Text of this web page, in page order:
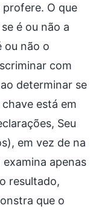
profere. O que
é ou não a
ou não o
com
determinar se
está em
Seu
em vez de na
apenas
resultado,
que o